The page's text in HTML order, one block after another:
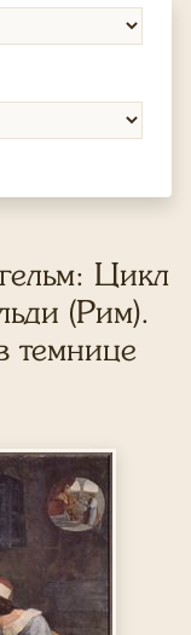
Цикл
(Рим).
темнице